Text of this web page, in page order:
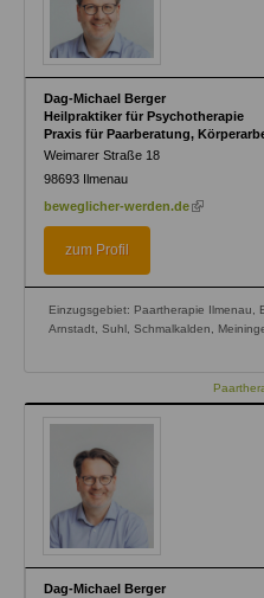
Dag-Michael Berger
Heilpraktiker für Psychotherapie
Praxis für Paarberatung,
Weimarer Straße 18
98693 Ilmenau
beweglicher-werden.de (link
zum Profil
Einzugsgebiet: Paartherapie Ilmenau,
Arnstadt, Suhl, Schmalkalden,
Dag-Michael Berger